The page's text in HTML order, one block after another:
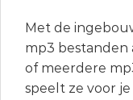
Met de
mp3 bestanden
of meerdere
speelt ze voor